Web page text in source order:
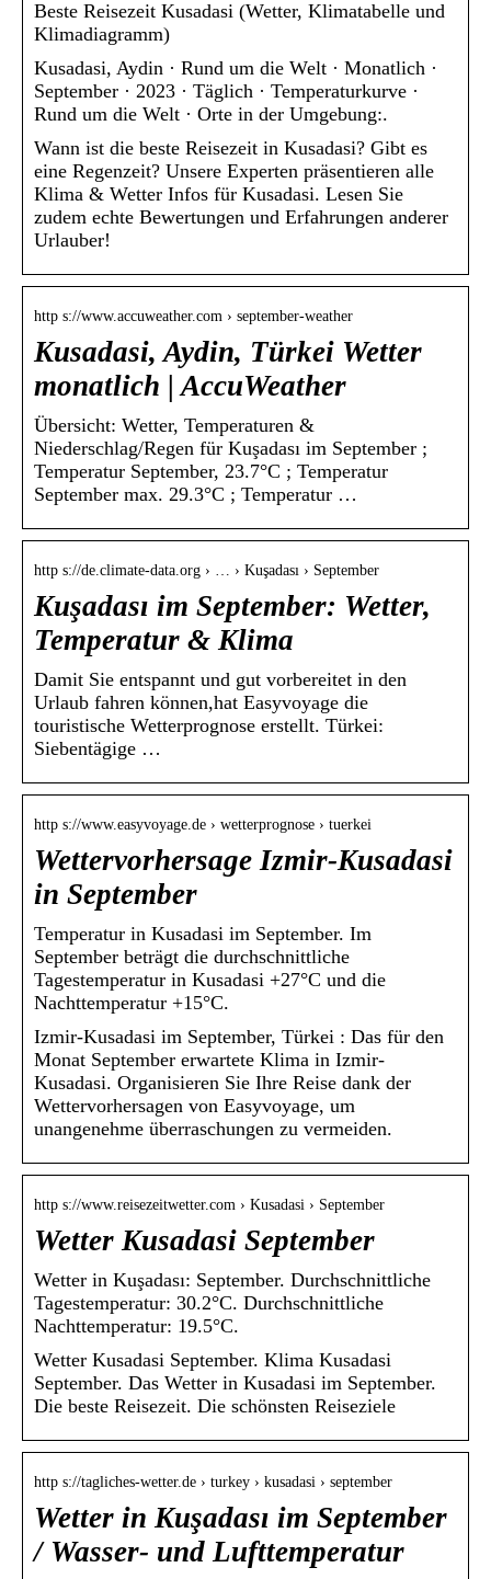
Beste Reisezeit Kusadasi (Wetter, Klimatabelle und
Klimadiagramm)
Kusadasi, Aydin · Rund um die Welt · Monatlich ·
September · 2023 · Täglich · Temperaturkurve ·
Rund um die Welt · Orte in der Umgebung:.
Wann ist die beste Reisezeit in Kusadasi? Gibt es
eine Regenzeit? Unsere Experten präsentieren alle
Klima & Wetter Infos für Kusadasi. Lesen Sie
zudem echte Bewertungen und Erfahrungen anderer
Urlauber!
http s://www.accuweather.com › september-weather
Kusadasi, Aydin, Türkei Wetter
monatlich | AccuWeather
Übersicht: Wetter, Temperaturen &
Niederschlag/Regen für Kuşadası im September ;
Temperatur September, 23.7°C ; Temperatur
September max. 29.3°C ; Temperatur …
http s://de.climate-data.org › … › Kuşadası › September
Kuşadası im September: Wetter,
Temperatur & Klima
Damit Sie entspannt und gut vorbereitet in den
Urlaub fahren können,hat Easyvoyage die
touristische Wetterprognose erstellt. Türkei:
Siebentägige …
http s://www.easyvoyage.de › wetterprognose › tuerkei
Wettervorhersage Izmir-Kusadasi
in September
Temperatur in Kusadasi im September. Im
September beträgt die durchschnittliche
Tagestemperatur in Kusadasi +27°C und die
Nachttemperatur +15°C.
Izmir-Kusadasi im September, Türkei : Das für den
Monat September erwartete Klima in Izmir-
Kusadasi. Organisieren Sie Ihre Reise dank der
Wettervorhersagen von Easyvoyage, um
unangenehme überraschungen zu vermeiden.
http s://www.reisezeitwetter.com › Kusadasi › September
Wetter Kusadasi September
Wetter in Kuşadası: September. Durchschnittliche
Tagestemperatur: 30.2°C. Durchschnittliche
Nachttemperatur: 19.5°C.
Wetter Kusadasi September. Klima Kusadasi
September. Das Wetter in Kusadasi im September.
Die beste Reisezeit. Die schönsten Reiseziele
http s://tagliches-wetter.de › turkey › kusadasi › september
Wetter in Kuşadası im September
/ Wasser- und Lufttemperatur